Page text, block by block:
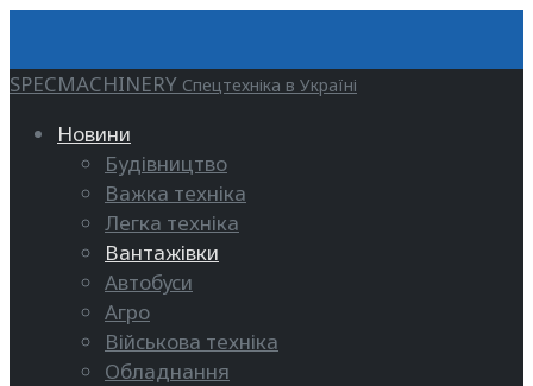
SPECMACHINERY Спецтехніка в Україні
Новини
Будівництво
Важка техніка
Легка техніка
Вантажівки
Автобуси
Агро
Військова техніка
Обладнання